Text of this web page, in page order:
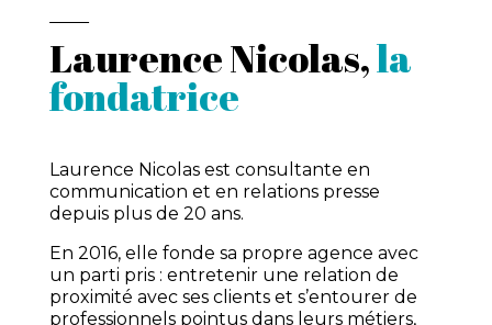
Laurence Nicolas,la
fondatrice
Laurence Nicolas est consultante en
communication et en relations presse
depuis plus de 20 ans.
En 2016, elle fonde sa propre agence avec
un parti pris : entretenir une relation de
proximité avec ses clients et s’entourer de
professionnels pointus dans leurs métiers,